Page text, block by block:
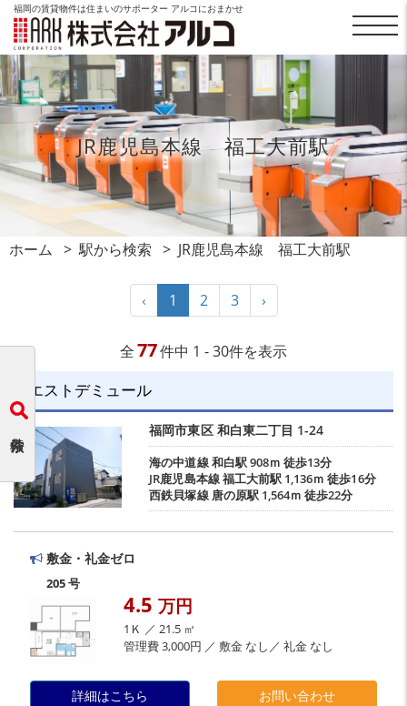
福岡の賃貸物件は住まいのサポーター アルコにおまかせ
JR鹿児島本線 福工大前駅
ホーム 駅から検索 JR鹿児島本線 福工大前駅
‹ 1 2 3 ›
全77件中 1 - 30件を表示
エストデミュール
福岡市東区 和白東二丁目 1-24
海の中道線和白駅908ｍ 徒歩13分
JR鹿児島本線福工大前駅1,136ｍ 徒歩16分
西鉄貝塚線 唐の原駅1,564ｍ 徒歩22分
敷金・礼金ゼロ
205 号
4.5 万円
1Ｋ ／ 21.5 ㎡
管理費 3,000円 ／ 敷金 なし／ 礼金 なし
詳細はこちら お問い合わせ